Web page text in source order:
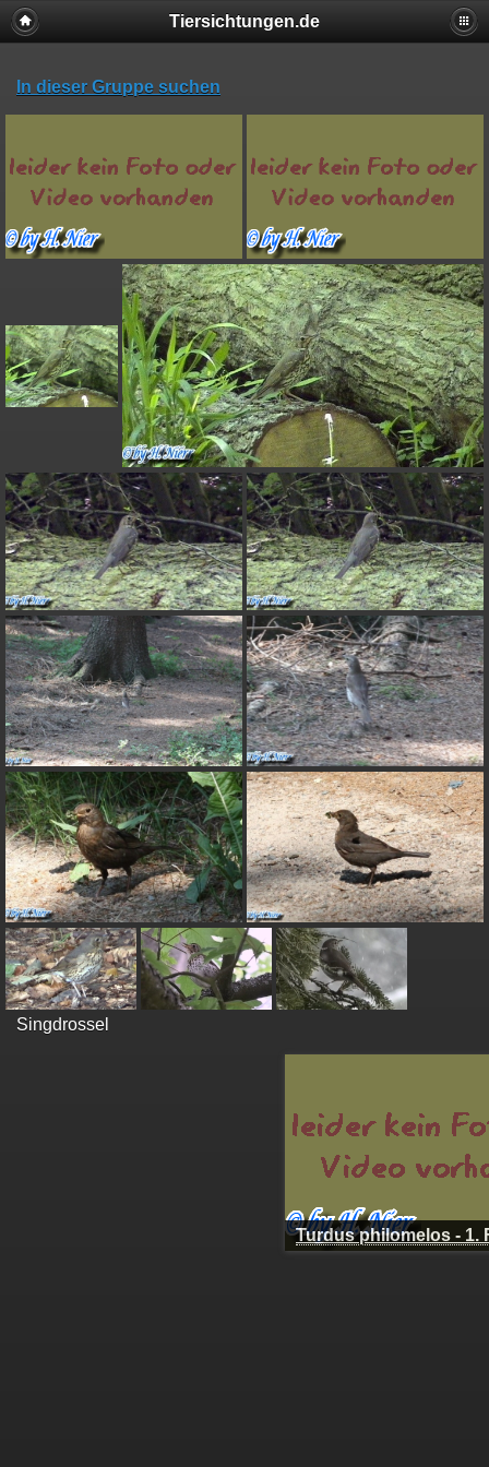
Tiersichtungen.de
In dieser Gruppe suchen
Singdrossel
Turdus philomelos - 1.